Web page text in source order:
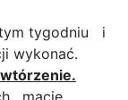
tym tygodniu i
wykonać.
macie